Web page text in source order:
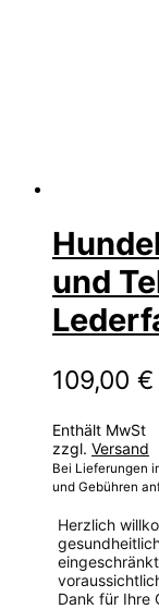
und
109,00 €
Enthält MwSt
zzgl. Versand
Bei Lieferungen
und Gebühren
Herzlich
Dank für Ihre